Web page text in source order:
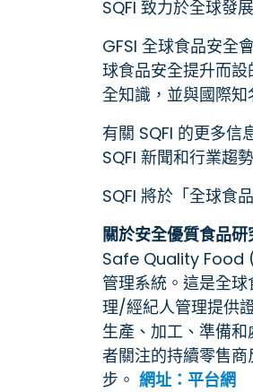
SQFI 致力於全球發
GFSI 全球食品安全
球食品安全提升而
全知識，並與國際知
有關 SQFI 的更多信
SQFI 新聞和行業趨
SQFI 將於「全球食
關於安全優質食品
Safe Quality Food
管理系統。這是全
理/經紀人管理提供
生產、加工、準備
者關注的持續零售
步。 網址：平台網